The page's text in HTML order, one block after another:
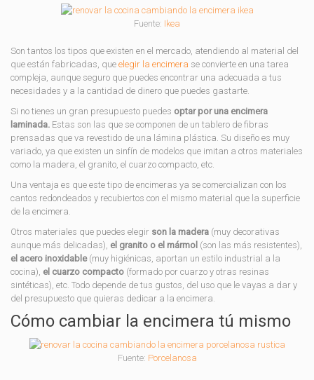
Fuente: Ikea
Son tantos los tipos que existen en el mercado, atendiendo al material del
que están fabricadas, que elegir la encimera se convierte en una tarea
compleja, aunque seguro que puedes encontrar una adecuada a tus
necesidades y a la cantidad de dinero que puedes gastarte.
Si no tienes un gran presupuesto puedes optar por una encimera
laminada. Estas son las que se componen de un tablero de fibras
prensadas que va revestido de una lámina plástica. Su diseño es muy
variado, ya que existen un sinfín de modelos que imitan a otros materiales
como la madera, el granito, el cuarzo compacto, etc.
Una ventaja es que este tipo de encimeras ya se comercializan con los
cantos redondeados y recubiertos con el mismo material que la superficie
de la encimera.
Otros materiales que puedes elegir son la madera (muy decorativas
aunque más delicadas), el granito o el mármol (son las más resistentes),
el acero inoxidable(muy higiénicas, aportan un estilo industrial a la
cocina), el cuarzo compacto (formado por cuarzo y otras resinas
sintéticas), etc. Todo depende de tus gustos, del uso que le vayas a dar y
del presupuesto que quieras dedicar a la encimera.
Cómo cambiar la encimera tú mismo
Fuente: Porcelanosa